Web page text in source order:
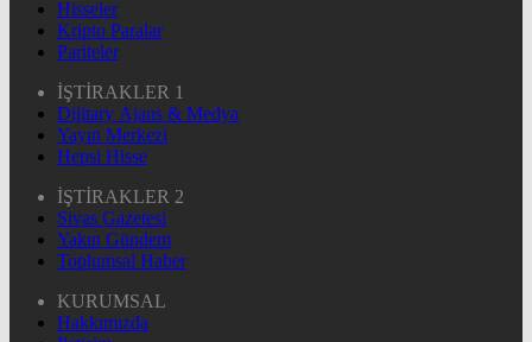
Hisseler
Kripto Paralar
Pariteler
İŞTİRAKLER 1
Dijitary Ajans & Medya
Yayın Merkezi
Hepsi Hisse
İŞTİRAKLER 2
Sivas Gazetesi
Yakın Gündem
Toplumsal Haber
KURUMSAL
Hakkımızda